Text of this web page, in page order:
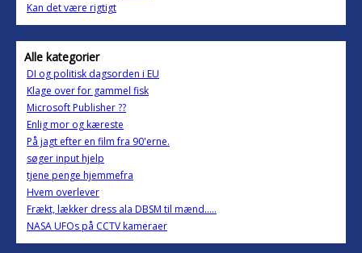
Kan det være rigtigt
Alle kategorier
DI og politisk dagsorden i EU
Klage over for gammel fisk
Microsoft Publisher ??
Enlig mor og kæreste
På jagt efter en film fra 90'erne.
søger input hjelp
tjene penge hjemmefra
Hvem overlever
Frækt, lækker dress ala DBSM til mænd.....
NASA UFOs på CCTV kameraer